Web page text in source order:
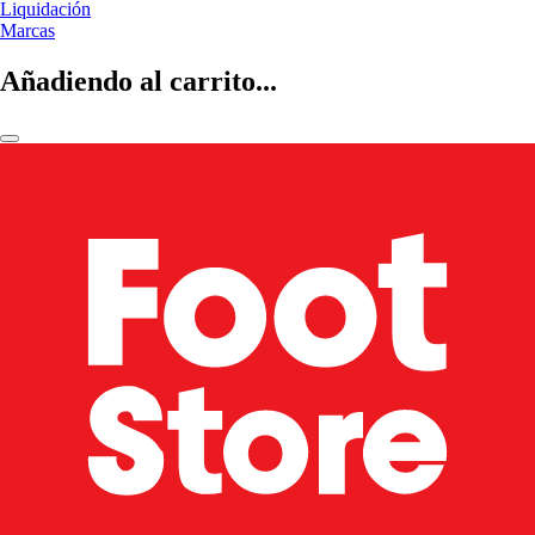
Liquidación
Marcas
Añadiendo al carrito...